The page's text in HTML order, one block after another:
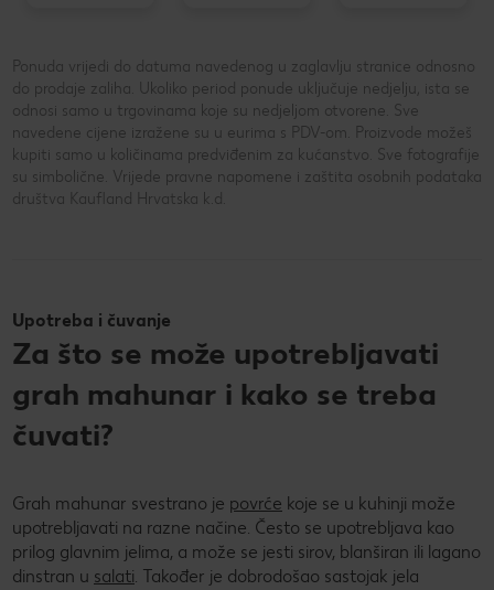
Ponuda vrijedi do datuma navedenog u zaglavlju stranice odnosno
do prodaje zaliha. Ukoliko period ponude uključuje nedjelju, ista se
odnosi samo u trgovinama koje su nedjeljom otvorene. Sve
navedene cijene izražene su u eurima s PDV-om. Proizvode možeš
kupiti samo u količinama predviđenim za kućanstvo. Sve fotografije
su simbolične. Vrijede pravne napomene i zaštita osobnih podataka
društva Kaufland Hrvatska k.d.
Upotreba i čuvanje
Za što se može upotrebljavati
grah mahunar i kako se treba
čuvati?
Grah mahunar svestrano je povrće koje se u kuhinji može
upotrebljavati na razne načine. Često se upotrebljava kao
prilog glavnim jelima, a može se jesti sirov, blanširan ili lagano
dinstran u salati. Također je dobrodošao sastojak jela